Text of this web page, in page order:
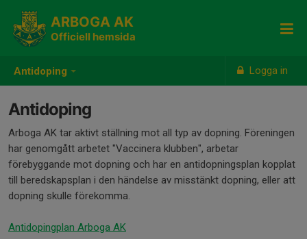
Antidoping Logga in
ARBOGA AK
Officiell hemsida
Antidoping
Arboga AK tar aktivt ställning mot all typ av dopning. Föreningen
har genomgått arbetet "Vaccinera klubben", arbetar
förebyggande mot dopning och har en antidopningsplan kopplat
till beredskapsplan i den händelse av misstänkt dopning, eller att
dopning skulle förekomma.
Antidopingplan Arboga AK